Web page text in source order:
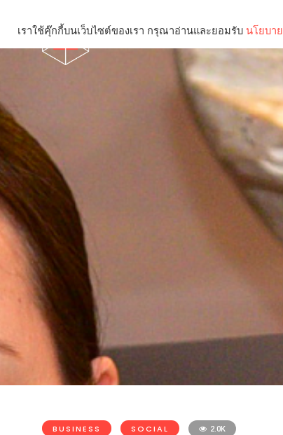
BUSINESS SOCIAL 2.0K
เราใช้คุ๊กกี้บนเว็บไซต์ของเรา กรุณาอ่านและยอมรับ นโยบา